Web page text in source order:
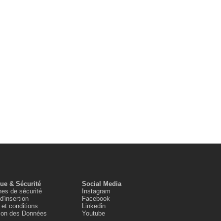
& Sécurité
de sécurité
et conditions
des Données
Social Media
Instagram
Facebook
Linkedin
Youtube